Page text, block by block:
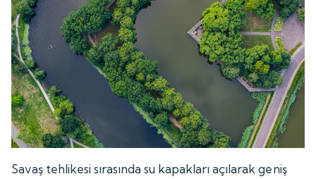
Savaş tehlikesi sırasında su kapakları açılarak geniş